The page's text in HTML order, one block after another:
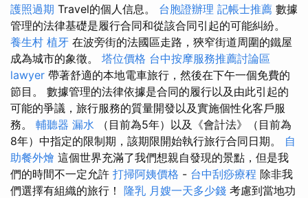
護照過期 Travel的個人信息。 台胞證辦理 記帳士推薦 數據
管理的法律基礎是履行合同和從該合同引起的可能糾紛。
養生村 植牙 在波旁街的法國區走路，狹窄街道周圍的鐵屋
成為城市的象徵。 塔位價格 台中按摩服務推薦討論區
lawyer 帶著舒適的本地電車旅行，然後在下午一個免費的
節目。 數據管理的法律依據是合同的履行以及由此引起的
可能的爭議，旅行服務的質量開發以及實施個性化客戶服
務。 輔聽器 漏水 （目前為5年）以及《會計法》（目前為
8年）中指定的限制期，該期限開始執行旅行合同日期。 自
助餐外燴 這個世界充滿了我們想親自發現的景點，但是我
們的時間不一定允許 打掃阿姨價格 - 台中刮痧療程 除非我
們選擇有組織的旅行！ 隆乳 月嫂一天多少錢 考慮到當地功